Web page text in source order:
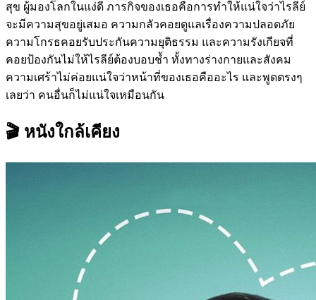
สุข ผู้มองโลกในแง่ดี ภารกิจของเธอคือการทำให้แน่ใจว่าไรลีย์
จะมีความสุขอยู่เสมอ ความกลัวคอยดูแลเรื่องความปลอดภัย
ความโกรธคอยรับประกันความยุติธรรม และความรังเกียจที่
คอยป้องกันไม่ให้ไรลีย์ต้องบอบช้ำ ทั้งทางร่างกายและสังคม
ความเศร้าไม่ค่อยแน่ใจว่าหน้าที่ของเธอคืออะไร และพูดตรงๆ
เลยว่า คนอื่นก็ไม่แน่ใจเหมือนกัน
🎬 หนังใกล้เคียง